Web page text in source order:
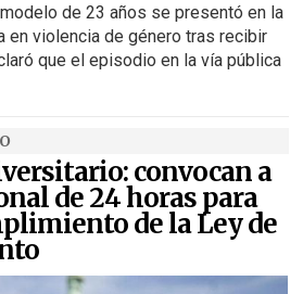
de 23 años se presentó en la
en violencia de género tras recibir
que el episodio en la vía pública
convocan a
de 24 horas para
de la Ley de